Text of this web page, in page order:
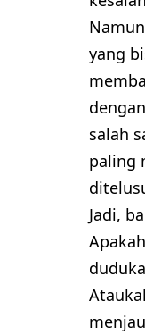
yang
salah
paling
Jadi,